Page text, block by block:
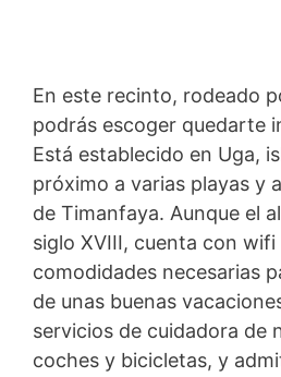
En este recinto, rodeado
podrás escoger quedarte
Está establecido en Uga,
próximo a varias playas y
de Timanfaya. Aunque el
siglo XVIII, cuenta con
comodidades necesarias
de unas buenas
servicios de cuidadora de
coches y bicicletas, y